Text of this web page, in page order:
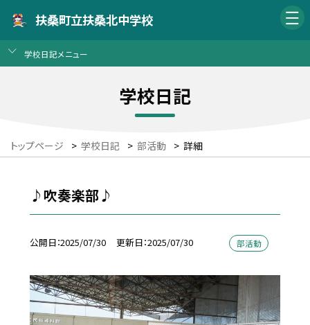
扶桑町立扶桑北中学校
学校日記メニュー
学校日記
トップページ > 学校日記 > 部活動 > 詳細
♪吹奏楽部♪
公開日 2025/07/30 更新日 2025/07/30 部活動